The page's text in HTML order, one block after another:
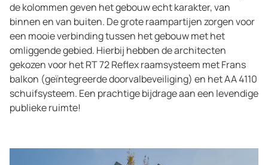
de kolommen geven het gebouw echt karakter, van
binnen en van buiten. De grote raampartijen zorgen voor
een mooie verbinding tussen het gebouw met het
omliggende gebied. Hierbij hebben de architecten
gekozen voor het RT 72 Reflex raamsysteem met Frans
balkon (geïntegreerde doorvalbeveiliging) en het AA 4110
schuifsysteem. Een prachtige bijdrage aan een levendige
publieke ruimte!